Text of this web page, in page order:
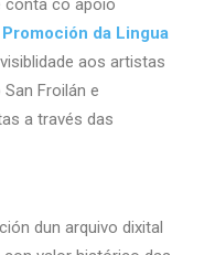
conta co apoio
da Lingua
aos artistas
Froilán e
a través das
dun arquivo dixital